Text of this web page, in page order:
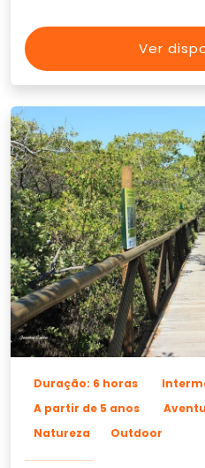
Ver
Duração: 6 horas
A partir de 5 anos
Natureza
Outdoor